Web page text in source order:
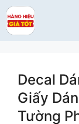
Skip
to
content
Decal
Giấy
Tường